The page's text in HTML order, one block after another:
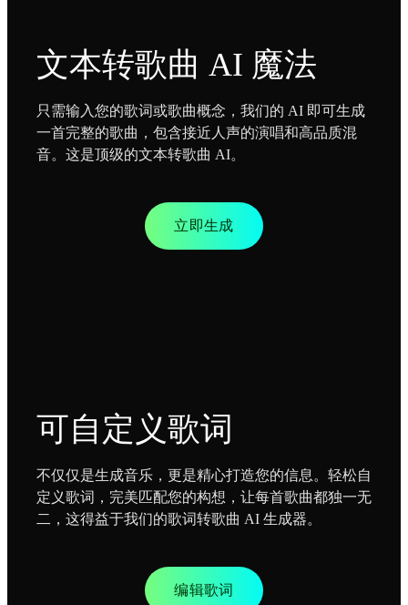
文本转歌曲 AI 魔法
只需输入您的歌词或歌曲概念，我们的 AI 即可生成
一首完整的歌曲，包含接近人声的演唱和高品质混
音。这是顶级的文本转歌曲 AI。
立即生成
可自定义歌词
不仅仅是生成音乐，更是精心打造您的信息。轻松自
定义歌词，完美匹配您的构想，让每首歌曲都独一无
二，这得益于我们的歌词转歌曲 AI 生成器。
编辑歌词